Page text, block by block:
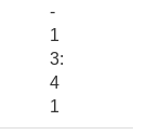
-
1
3:
4
1